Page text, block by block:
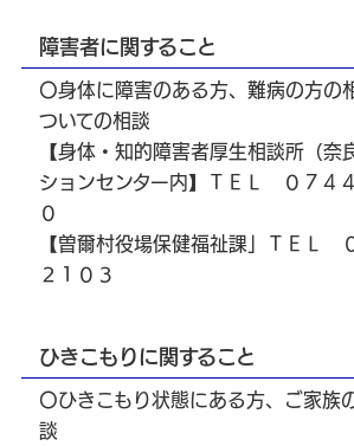
障害者に関すること
〇身体に障害のある方、難病の方の
ついての相談
【身体・知的障害者厚生相談所（奈
ションセンター内】ＴＥＬ ０７４
０
【曽爾村役場保健福祉課」ＴＥＬ
２１０３
ひきこもりに関すること
〇ひきこもり状態にある方、ご家族
談